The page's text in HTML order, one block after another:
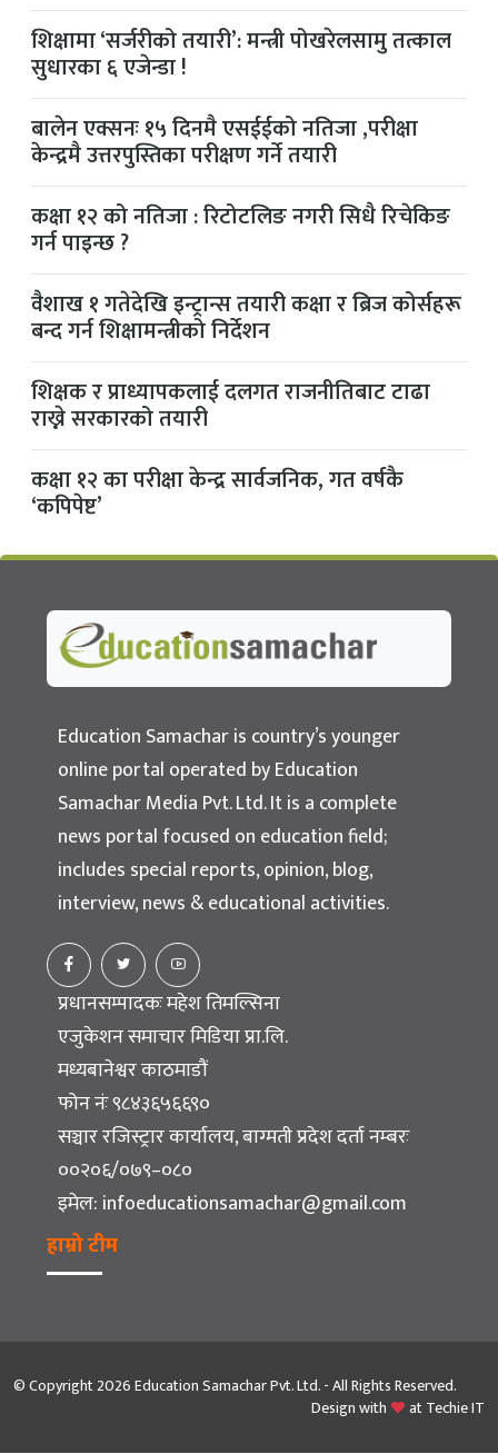
शिक्षामा ‘सर्जरीको तयारी’: मन्त्री पोखरेलसामु तत्काल
सुधारका ६ एजेन्डा !
बालेन एक्सनः १५ दिनमै एसईईको नतिजा ,परीक्षा
केन्द्रमै उत्तरपुस्तिका परीक्षण गर्ने तयारी
कक्षा १२ को नतिजा : रिटोटलिङ नगरी सिधै रिचेकिङ
गर्न पाइन्छ ?
वैशाख १ गतेदेखि इन्ट्रान्स तयारी कक्षा र ब्रिज कोर्सहरू
बन्द गर्न शिक्षामन्त्रीको निर्देशन
शिक्षक र प्राध्यापकलाई दलगत राजनीतिबाट टाढा
राख्ने सरकारको तयारी
कक्षा १२ का परीक्षा केन्द्र सार्वजनिक, गत वर्षकै
‘कपिपेष्ट’
Education Samachar
Nepal's No.1 Educational News Portal
Education Samachar is country’s younger
online portal operated by Education
Samachar Media Pvt. Ltd. It is a complete
news portal focused on education field;
includes special reports, opinion, blog,
interview, news & educational activities.
प्रधानसम्पादकः महेश तिमल्सिना
एजुकेशन समाचार मिडिया प्रा.लि.
मध्यबानेश्वर काठमाडौं
फोन नंः ९८४३६५६६९०
सञ्चार रजिस्ट्रार कार्यालय, बाग्मती प्रदेश दर्ता नम्बरः
००२०६/०७९–०८०
इमेल: infoeducationsamachar@gmail.com
हाम्रो टीम
© Copyright 2026 Education Samachar Pvt. Ltd. - All Rights Reserved.
Design with
atTechie IT